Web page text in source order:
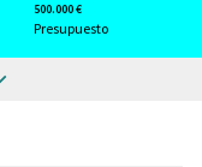
500.000 €
Presupuesto